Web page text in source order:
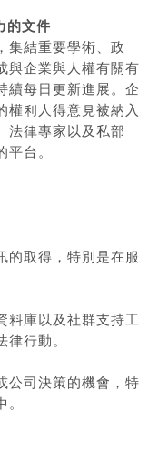
的文件
集結重要學術、政
與企業與人權有關有
續每日更新進展。企
權利人得意見被納入
法律專家以及私部
台。
的取得，特別是在服
料庫以及社群支持工
行動。
公司決策的機會，特